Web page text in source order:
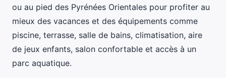
ou au pied des Pyrénées Orientales pour profiter au
mieux des vacances et des équipements comme
piscine, terrasse, salle de bains, climatisation, aire
de jeux enfants, salon confortable et accès à un
parc aquatique.